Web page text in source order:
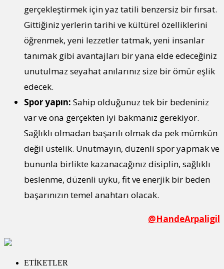
gerçekleştirmek için yaz tatili benzersiz bir fırsat.
Gittiğiniz yerlerin tarihi ve kültürel özelliklerini
öğrenmek, yeni lezzetler tatmak, yeni insanlar
tanımak gibi avantajları bir yana elde edeceğiniz
unutulmaz seyahat anılarınız size bir ömür eşlik
edecek.
Spor yapın: Sahip olduğunuz tek bir bedeniniz
var ve ona gerçekten iyi bakmanız gerekiyor.
Sağlıklı olmadan başarılı olmak da pek mümkün
değil üstelik. Unutmayın, düzenli spor yapmak ve
bununla birlikte kazanacağınız disiplin, sağlıklı
beslenme, düzenli uyku, fit ve enerjik bir beden
başarınızın temel anahtarı olacak.
@HandeArpaligil
ETİKETLER